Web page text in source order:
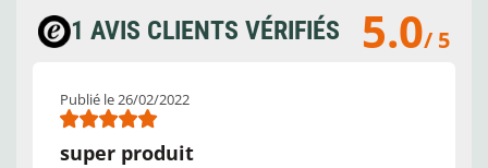
1 AVIS CLIENTS VÉRIFIÉS 5.0/ 5
Publié le 26/02/2022
super produit